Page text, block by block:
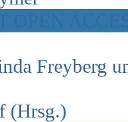
Freyberg
(Hrsg.)